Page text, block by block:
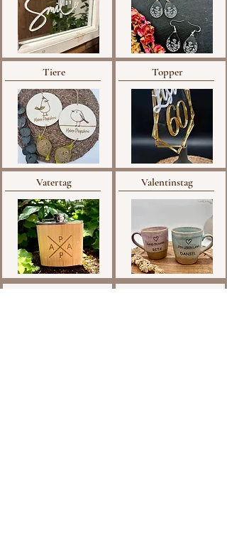
Tiere
Vatertag
Topper
Valentinstag